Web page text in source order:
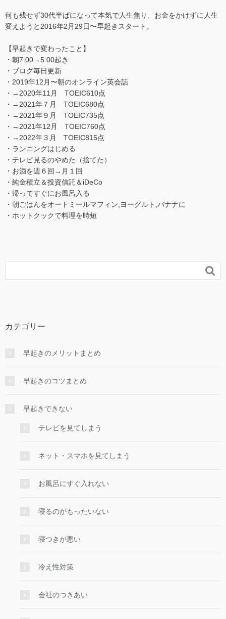
何も残せず30代半ばになって本気で人生焦り、お金をかけずに人生
変えようと2016年2月29日〜早起きスタート。
【早起きで変わったこと】
・朝7:00→5:00起き
・ブログ毎日更新
・2019年12月〜朝のオンライン英会話
・→2020年11月 TOEIC610点
・→2021年７月 TOEIC680点
・→2021年９月 TOEIC735点
・→2021年12月 TOEIC760点
・→2022年３月 TOEIC815点
・ランニングはじめる
・テレビ見るのやめた（捨てた）
・お酒を週６回→月１回
・純金積立＆投資信託＆iDeCo
・帰ってすぐにお風呂入る
・朝ごはんをオートミールマフィン,ヨーグルト,バナナに
・ホットクックで料理を時短

カテゴリー
早起きのメリットまとめ
早起きのコツまとめ
早起きできない
テレビを見てしまう
ネット・スマホを見てしまう
お風呂にすぐ入れない
寝るのがもったいない
寝つきが悪い
冷え性対策
会社のつきあい